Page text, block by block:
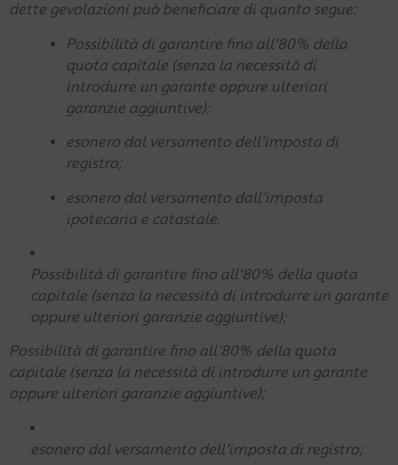
dette gevolazioni può beneficiare di quanto segue:
Possibilità di garantire fino all'80% della
quota capitale (senza la necessità di
introdurre un garante oppure ulteriori
garanzie aggiuntive);
esonero dal versamento dell’imposta di
registro;
esonero dal versamento dall’imposta
ipotecaria e catastale.
Possibilità di garantire fino all'80% della quota
capitale (senza la necessità di introdurre un garante
oppure ulteriori garanzie aggiuntive);
Possibilità di garantire fino all'80% della quota
capitale (senza la necessità di introdurre un garante
oppure ulteriori garanzie aggiuntive);
esonero dal versamento dell’imposta di registro;